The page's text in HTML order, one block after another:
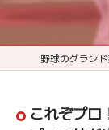
これぞプロ